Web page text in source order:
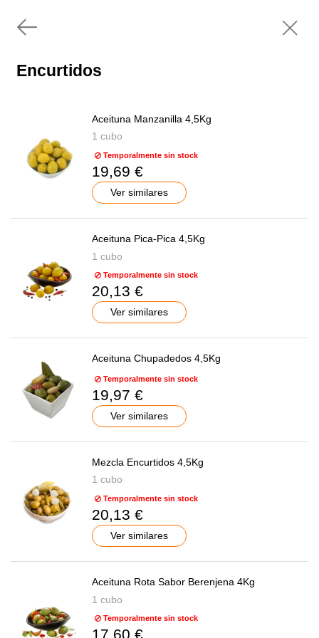
Encurtidos
Aceituna Manzanilla 4,5Kg
1 cubo
Temporalmente sin stock
19,69 €
Ver similares
Aceituna Pica-Pica 4,5Kg
1 cubo
Temporalmente sin stock
20,13 €
Ver similares
Aceituna Chupadedos 4,5Kg
Temporalmente sin stock
19,97 €
Ver similares
Mezcla Encurtidos 4,5Kg
1 cubo
Temporalmente sin stock
20,13 €
Ver similares
Aceituna Rota Sabor Berenjena 4Kg
1 cubo
Temporalmente sin stock
17,60 €